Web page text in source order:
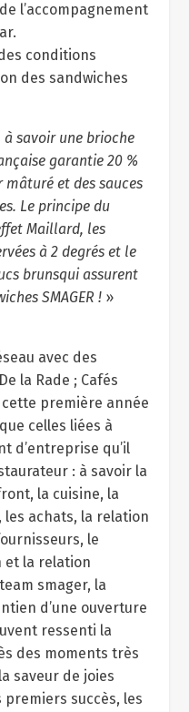
l’accompagnement
conditions
des sandwiches
savoir une brioche
garantie 20 %
et des sauces
Le principe du
Maillard, les
à 2 degrés et le
brunsqui assurent
SMAGER !»
avec des
la Rade ; Cafés
première année
celles liées à
d’entreprise qu’il
: à savoir la
la cuisine, la
achats, la relation
le
et la relation
smager, la
d’une ouverture
ressenti la
des moments très
saveur de joies
succès, les